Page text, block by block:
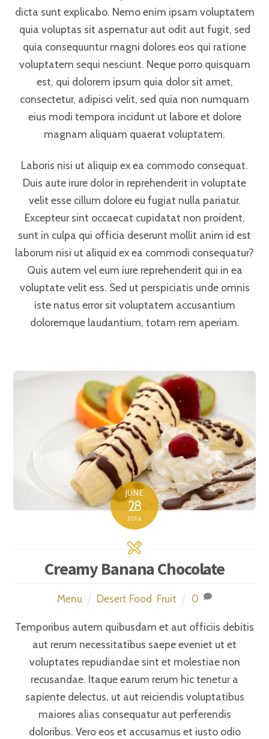
dicta sunt explicabo. Nemo enim ipsam voluptatem
quia voluptas sit aspernatur aut odit aut fugit, sed
quia consequuntur magni dolores eos qui ratione
voluptatem sequi nesciunt. Neque porro quisquam
est, qui dolorem ipsum quia dolor sit amet,
consectetur, adipisci velit, sed quia non numquam
eius modi tempora incidunt ut labore et dolore
magnam aliquam quaerat voluptatem.
Laboris nisi ut aliquip ex ea commodo consequat.
Duis aute irure dolor in reprehenderit in voluptate
velit esse cillum dolore eu fugiat nulla pariatur.
Excepteur sint occaecat cupidatat non proident,
sunt in culpa qui officia deserunt mollit anim id est
laborum nisi ut aliquid ex ea commodi consequatur?
Quis autem vel eum iure reprehenderit qui in ea
voluptate velit ess. Sed ut perspiciatis unde omnis
iste natus error sit voluptatem accusantium
doloremque laudantium, totam rem aperiam.
JUNE
28
2016
Creamy Banana Chocolate
Menu Desert Food Fruit 0
Temporibus autem quibusdam et aut officiis debitis
aut rerum necessitatibus saepe eveniet ut et
voluptates repudiandae sint et molestiae non
recusandae. Itaque earum rerum hic tenetur a
sapiente delectus, ut aut reiciendis voluptatibus
maiores alias consequatur aut perferendis
doloribus. Vero eos et accusamus et iusto odio